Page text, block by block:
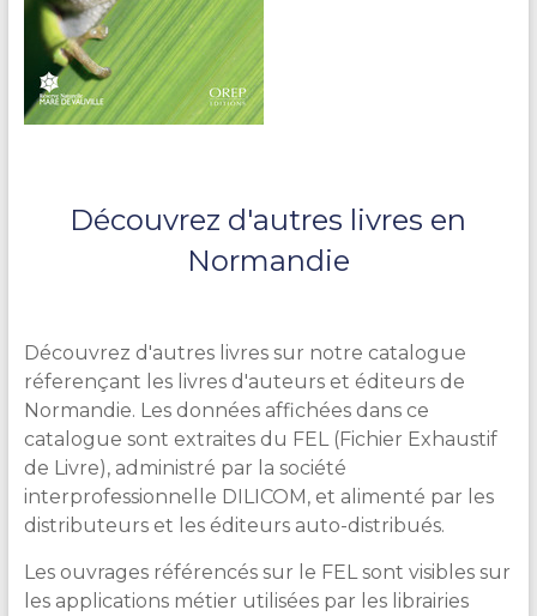
Découvrez d'autres livres en
Normandie
Découvrez d'autres livres sur notre catalogue
réferençant les livres d'auteurs et éditeurs de
Normandie. Les données affichées dans ce
catalogue sont extraites du FEL (Fichier Exhaustif
de Livre), administré par la société
interprofessionnelle DILICOM, et alimenté par les
distributeurs et les éditeurs auto-distribués.
Les ouvrages référencés sur le FEL sont visibles sur
les applications métier utilisées par les librairies